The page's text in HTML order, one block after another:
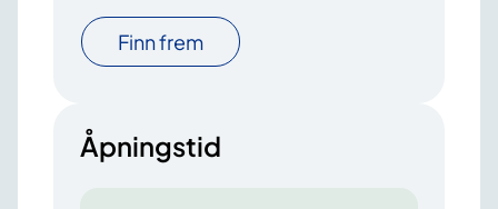
Finn frem
Åpningstid